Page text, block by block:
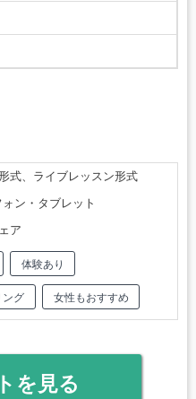
式、ライブレッスン形式
ン・タブレット
ア
体験あり
ング 女性もおすすめ
を見る